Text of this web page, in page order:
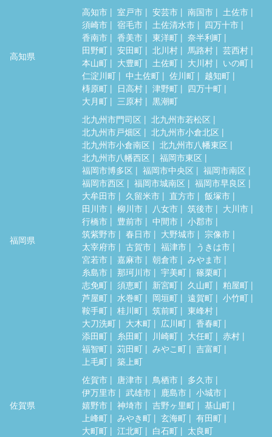
高知県
高知市 室戸市 安芸市 南国市
土佐市
須崎市
宿毛市 土佐清水市
四万十市
香南市
香美市 東洋町
奈半利町
田野町
安田町 北川村 馬路村
芸西村
本山町
大豊町 土佐町 大川村
いの町
仁淀川町
中土佐町 佐川町
越知町
梼原町
日高村 津野町
四万十町
大月町
三原村 黒潮町
福岡県
北九州市門司区
北九州市若松区
北九州市戸畑区
北九州市小倉北区
北九州市小倉南区
北九州市八幡東区
北九州市八幡西区
福岡市東区
福岡市博多区
福岡市中央区
福岡市南区
福岡市西区
福岡市城南区
福岡市早良区
大牟田市
久留米市 直方市
飯塚市
田川市
柳川市 八女市 筑後市
大川市
行橋市
豊前市 中間市
小郡市
筑紫野市
春日市 大野城市
宗像市
太宰府市
古賀市 福津市
うきは市
宮若市
嘉麻市 朝倉市
みやま市
糸島市
那珂川市 宇美町
篠栗町
志免町
須恵町 新宮町 久山町
粕屋町
芦屋町
水巻町 岡垣町 遠賀町
小竹町
鞍手町
桂川町 筑前町
東峰村
大刀洗町
大木町 広川町
香春町
添田町
糸田町 川崎町 大任町
赤村
福智町
苅田町 みやこ町
吉富町
上毛町
築上町
佐賀県
佐賀市 唐津市 鳥栖市
多久市
伊万里市
武雄市 鹿島市
小城市
嬉野市
神埼市 吉野ヶ里町
基山町
上峰町
みやき町 玄海町
有田町
大町町
江北町 白石町 太良町